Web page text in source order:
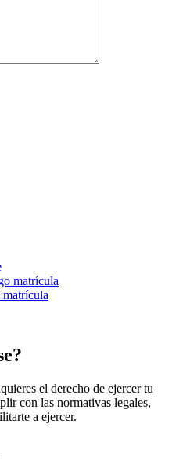
matrícula
el derecho de ejercer tu
con las normativas legales,
a ejercer.